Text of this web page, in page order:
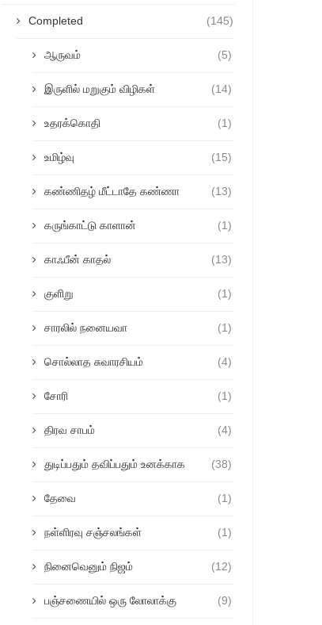
Completed (145)
ஆருவம் (5)
இருளில் மறுகும் விழிகள் (14)
உதரக்கொதி (1)
உமிழ்வு (15)
கண்ணிதழ் மீட்டாதே கண்ணா (13)
கருங்காட்டு காளான் (1)
காஃபீன் காதல் (13)
குளிறு (1)
சாரலில் நனையவா (1)
சொல்லாத சுவாரசியம் (4)
சோரி (1)
திரவ சாபம் (4)
துடிப்பதும் தவிப்பதும் உனக்காக (38)
தேவை (1)
நள்ளிரவு சஞ்சலங்கள் (1)
நினைவெனும் நிஜம் (12)
பஞ்சணையில் ஒரு லோலாக்கு (9)